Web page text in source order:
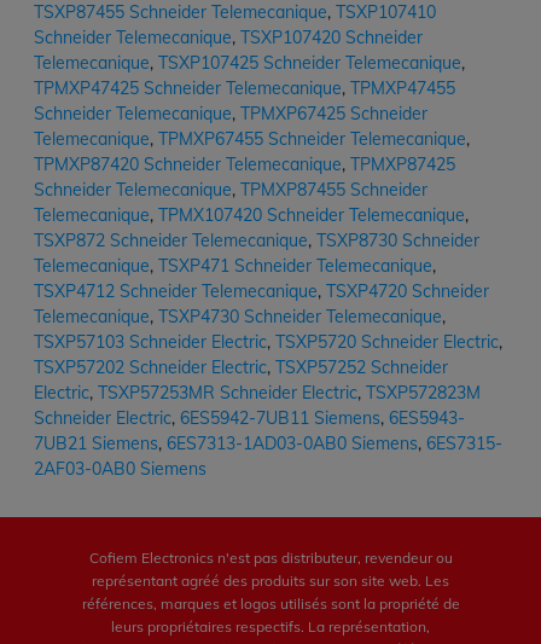
TSXP87455 Schneider Telemecanique, TSXP107410
Schneider Telemecanique, TSXP107420 Schneider
Telemecanique, TSXP107425 Schneider Telemecanique,
TPMXP47425 Schneider Telemecanique, TPMXP47455
Schneider Telemecanique, TPMXP67425 Schneider
Telemecanique, TPMXP67455 Schneider Telemecanique,
TPMXP87420 Schneider Telemecanique, TPMXP87425
Schneider Telemecanique, TPMXP87455 Schneider
Telemecanique, TPMX107420 Schneider Telemecanique,
TSXP872 Schneider Telemecanique, TSXP8730 Schneider
Telemecanique, TSXP471 Schneider Telemecanique,
TSXP4712 Schneider Telemecanique, TSXP4720 Schneider
Telemecanique, TSXP4730 Schneider Telemecanique,
TSXP57103 Schneider Electric, TSXP5720 Schneider Electric,
TSXP57202 Schneider Electric, TSXP57252 Schneider
Electric, TSXP57253MR Schneider Electric, TSXP572823M
Schneider Electric, 6ES5942-7UB11 Siemens, 6ES5943-
7UB21 Siemens, 6ES7313-1AD03-0AB0 Siemens, 6ES7315-
2AF03-0AB0 Siemens
Cofiem Electronics n'est pas distributeur, revendeur ou
représentant agréé des produits sur son site web. Les
références, marques et logos utilisés sont la propriété de
leurs propriétaires respectifs. La représentation,